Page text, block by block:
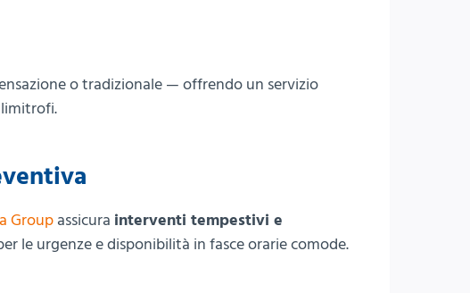
o tradizionale — offrendo un servizio
Groupassicura interventi tempestivi e
le urgenze e disponibilità in fasce orarie comode.